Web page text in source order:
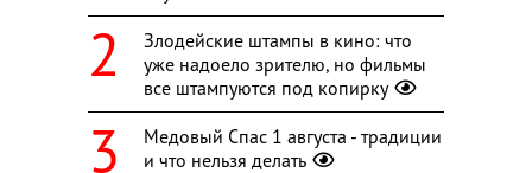
Злодейские штампы в кино: что
уже надоело зрителю, но фильмы
все штампуются под копирку
Медовый Спас 1 августа - традиции
и что нельзя делать